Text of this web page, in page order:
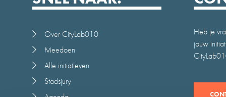
Over CityLab010
Meedoen
Alle initiatieven
Stadsjury
Heb je
jouw